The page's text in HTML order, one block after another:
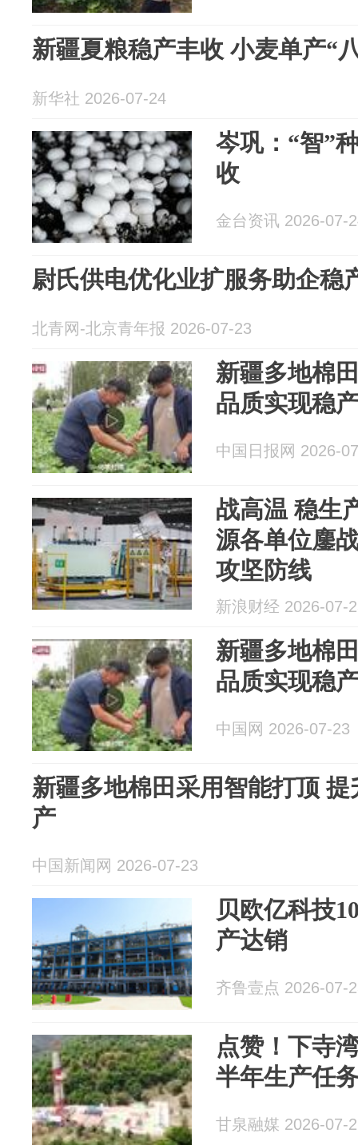
新疆夏粮稳产丰收 小麦单产“
新华社 2026-07-24
岑巩：“智”
收
金台资讯 2026-07-
尉氏供电优化业扩服务助企稳
北青网-北京青年报 2026-07-23
新疆多地棉
品质实现稳
中国日报网 2026-
战高温 稳生
源各单位鏖
攻坚防线
新浪财经 2026-07-
新疆多地棉
品质实现稳
中国网 2026-07-23
新疆多地棉田采用智能打顶
产
中国新闻网 2026-07-23
贝欧亿科技
产达销
齐鲁壹点 2026-07-
点赞！下寺
半年生产任
甘泉融媒 2026-07-